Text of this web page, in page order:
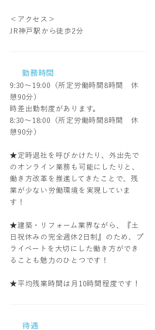
＜アクセス＞
JR神戸駅から徒歩2分
勤務時間
9:30～19:00（所定労働時間8時間 休
憩90分）
時差出勤制度があります。
8:30～18:00（所定労働時間8時間 休
憩90分）
★定時退社を呼びかけたり、外出先で
のオンライン業務も可能にしたりと、
働き方改革を推進してきたことで、残
業が少ない労働環境を実現していま
す！
★建築・リフォーム業界ながら、『土
日祝休みの完全週休2日制』のため、プ
ライベートを大切にした働き方ができ
ることも魅力のひとつです！
★平均残業時間は月10時間程度です！
待遇